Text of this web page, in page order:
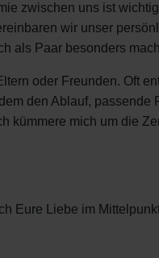
zwischen uns ist
wir unser
als Paar besonders
oder Freunden. Oft
den Ablauf, passende
kümmere mich um die
Eure Liebe im